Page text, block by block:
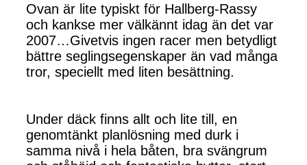
Ovan är lite typiskt för Hallberg-Rassy
och kankse mer välkännt idag än det var
2007…Givetvis ingen racer men betydligt
bättre seglingsegenskaper än vad många
tror, speciellt med liten besättning.
Under däck finns allt och lite till, en
genomtänkt planlösning med durk i
samma nivå i hela båten, bra svängrum